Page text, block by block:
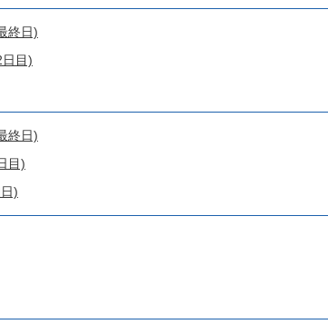
終日)
目)
終日)
目)
)